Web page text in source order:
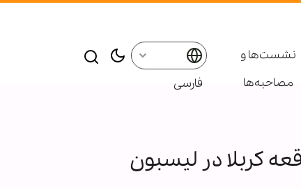
نشست‌ها و
مصاحبه‌ها
فارسی
کربلا در لیسبون